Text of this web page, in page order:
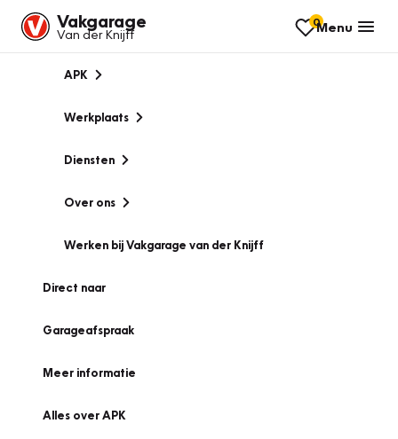
Vakgarage
Van der Knijff
0Menu
APK
Werkplaats
Diensten
Over ons
Werken bij Vakgarage van der Knijff
Direct naar
Garageafspraak
Meer informatie
Alles over APK